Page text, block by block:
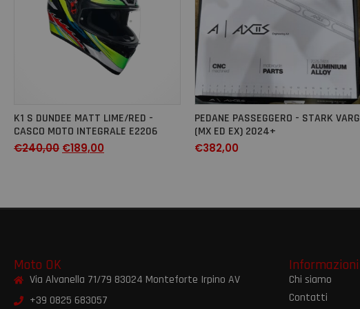
K1 S DUNDEE MATT LIME/RED -
CASCO MOTO INTEGRALE E2206
€240,00 €189,00
PEDANE PASSEGGERO - STARK VARG
(MX ED EX) 2024+
€382,00
Moto OK
Via Alvanella 71/79 83024 Monteforte Irpino AV
+39 0825 683057
Informazioni
Chi siamo
Contatti